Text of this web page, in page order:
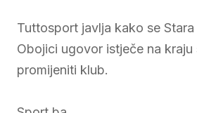
Tuttosport javlja kako se
Obojici ugovor istječe na
promijeniti klub.